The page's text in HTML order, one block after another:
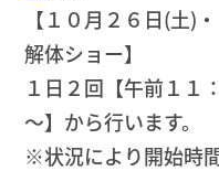
【１０月２６日(土)
解体ショー】
１日２回【午前１１
～】から行います。
※状況により開始時